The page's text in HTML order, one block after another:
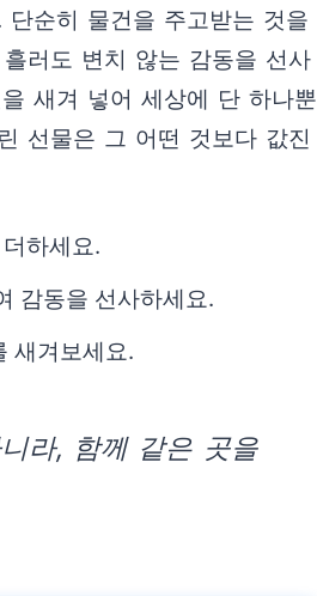
순히 물건을 주고받는 것을
러도 변치 않는 감동을 선사
새겨 넣어 세상에 단 하나뿐
선물은 그 어떤 것보다 값진
하세요.
감동을 선사하세요.
새겨보세요.
라, 함께 같은 곳을